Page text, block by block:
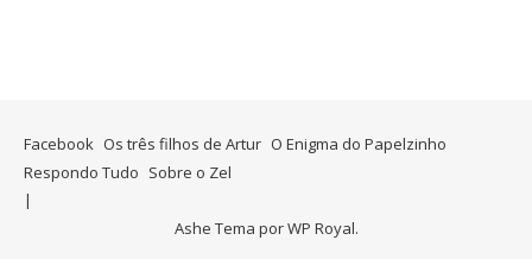
Facebook Os três filhos de Artur O Enigma do Papelzinho
Respondo Tudo Sobre o Zel
Ashe Tema porWP Royal.